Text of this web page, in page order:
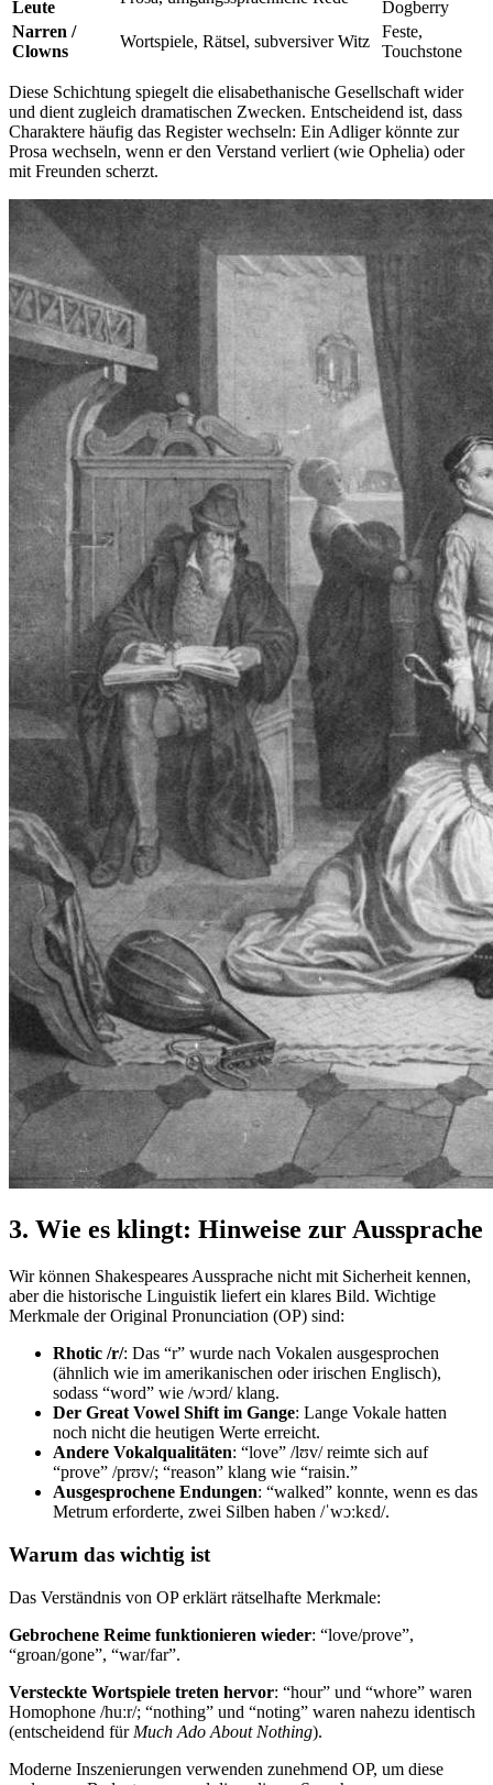
Leute
Dogberry
Narren /
Clowns
Wortspiele, Rätsel, subversiver Witz
Feste,
Touchstone
Diese Schichtung spiegelt die elisabethanische Gesellschaft wider
und dient zugleich dramatischen Zwecken. Entscheidend ist, dass
Charaktere häufig das Register wechseln: Ein Adliger könnte zur
Prosa wechseln, wenn er den Verstand verliert (wie Ophelia) oder
mit Freunden scherzt.
3. Wie es klingt: Hinweise zur Aussprache
Wir können Shakespeares Aussprache nicht mit Sicherheit kennen,
aber die historische Linguistik liefert ein klares Bild. Wichtige
Merkmale der Original Pronunciation (OP) sind:
Rhotic /r/: Das “r” wurde nach Vokalen ausgesprochen
(ähnlich wie im amerikanischen oder irischen Englisch),
sodass “word” wie /wɔrd/ klang.
Der Great Vowel Shift im Gange: Lange Vokale hatten
noch nicht die heutigen Werte erreicht.
Andere Vokalqualitäten: “love” /lʊv/ reimte sich auf
“prove” /prʊv/; “reason” klang wie “raisin.”
Ausgesprochene Endungen: “walked” konnte, wenn es das
Metrum erforderte, zwei Silben haben /ˈwɔːkɛd/.
Warum das wichtig ist
Das Verständnis von OP erklärt rätselhafte Merkmale:
Gebrochene Reime funktionieren wieder: “love/prove”,
“groan/gone”, “war/far”.
Versteckte Wortspiele treten hervor: “hour” und “whore” waren
Homophone /huːr/; “nothing” und “noting” waren nahezu identisch
(entscheidend für Much Ado About Nothing).
Moderne Inszenierungen verwenden zunehmend OP, um diese